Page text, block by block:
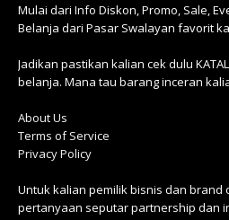
Mulai dari Info Diskon, Promo, Sale,
Belanja dari Pasar Swalayan favorit
Jadikan pastikan kalian cek dulu
belanja. Mana tau barang inceran
About Us
Terms of Service
Privacy Policy
Untuk kalian pemilik bisnis dan brand
pertanyaan seputar partnership dan